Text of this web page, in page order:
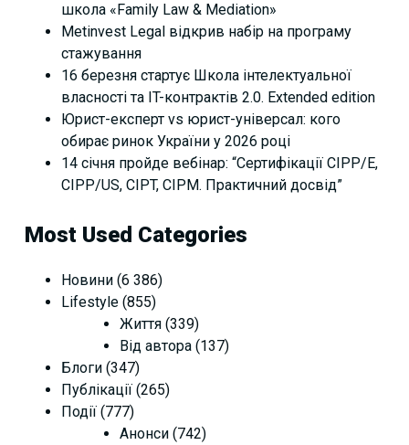
школа «Family Law & Mediation»
Metinvest Legal відкрив набір на програму
стажування
16 березня стартує Школа інтелектуальної
власності та IT-контрактів 2.0. Extended edition
Юрист-експерт vs юрист-універсал: кого
обирає ринок України у 2026 році
14 січня пройде вебінар: “Сертифікації СІРР/Е,
CIPP/US, CIPT, CIPM. Практичний досвід”
Most Used Categories
Новини (6 386)
Lifestyle (855)
Життя (339)
Від автора (137)
Блоги (347)
Публікації (265)
Події (777)
Анонси (742)